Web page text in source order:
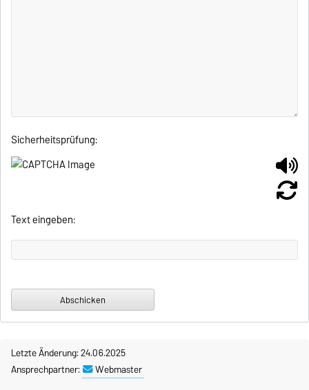
Sicherheitsprüfung:
Text eingeben:
Letzte Änderung: 24.06.2025
Ansprechpartner:
Webmaster